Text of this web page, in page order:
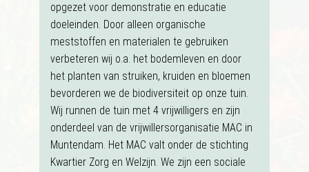
opgezet voor demonstratie en educatie
doeleinden. Door alleen organische
meststoffen en materialen te gebruiken
verbeteren wij o.a. het bodemleven en door
het planten van struiken, kruiden en bloemen
bevorderen we de biodiversiteit op onze tuin.
Wij runnen de tuin met 4 vrijwilligers en zijn
onderdeel van de vrijwillersorganisatie MAC in
Muntendam. Het MAC valt onder de stichting
Kwartier Zorg en Welzijn. We zijn een sociale